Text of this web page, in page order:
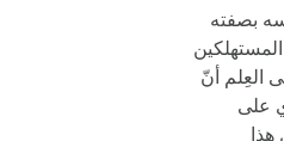
بصفته
العِلم أنّ
على
هذا